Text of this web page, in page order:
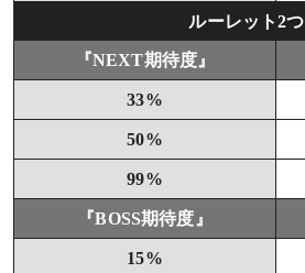
ルーレット2つ
『NEXT期待度』
33%
50%
99%
『BOSS期待度』
15%